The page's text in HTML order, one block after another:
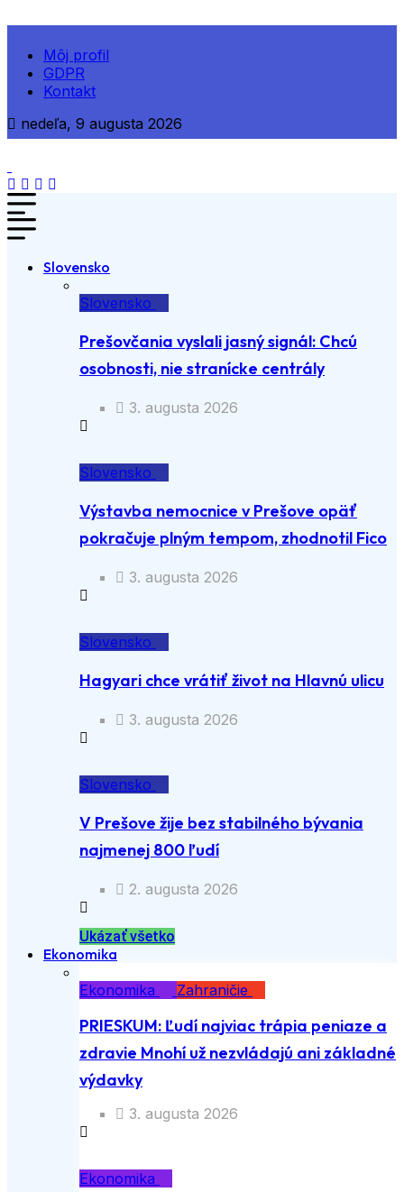
Môj profil
GDPR
Kontakt
nedeľa, 9 augusta 2026
Slovensko
Slovensko
Prešovčania vyslali jasný signál: Chcú
osobnosti, nie stranícke centrály
3. augusta 2026
Slovensko
Výstavba nemocnice v Prešove opäť
pokračuje plným tempom, zhodnotil Fico
3. augusta 2026
Slovensko
Hagyari chce vrátiť život na Hlavnú ulicu
3. augusta 2026
Slovensko
V Prešove žije bez stabilného bývania
najmenej 800 ľudí
2. augusta 2026
Ukázať všetko
Ekonomika
Ekonomika
Zahraničie
PRIESKUM: Ľudí najviac trápia peniaze a
zdravie Mnohí už nezvládajú ani základné
výdavky
3. augusta 2026
Ekonomika